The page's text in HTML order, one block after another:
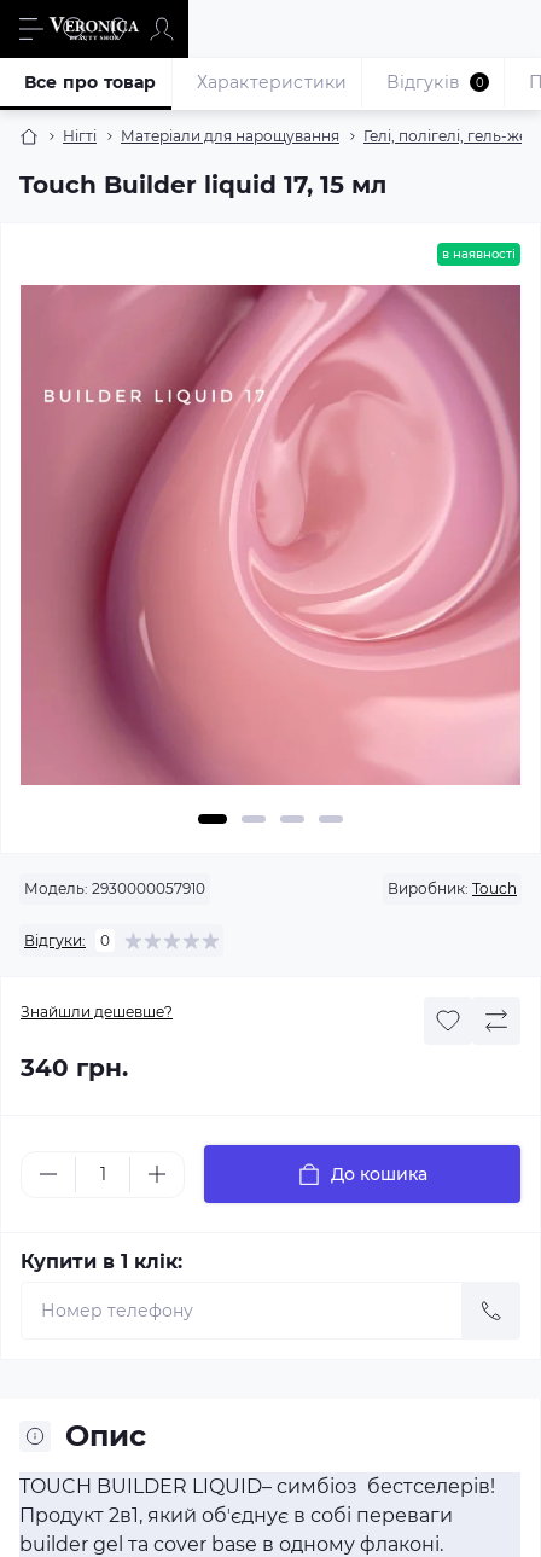
Нігті Матеріали для нарощування Гелі, полігелі, гель-
Touch Builder liquid 17, 15 мл
Все про товар Характеристики Відгуків 0
в наявності
Модель: 2930000057910 Виробник: Touch
Відгуки: 0
Знайшли дешевше?
340 грн.
До кошика
Купити в 1 клік:
Опис
TOUCH BUILDER LIQUID– cимбіоз бестселерів!
Продукт 2в1, який обʼєднує в собі переваги
builder gel та cover base в одному флаконі.